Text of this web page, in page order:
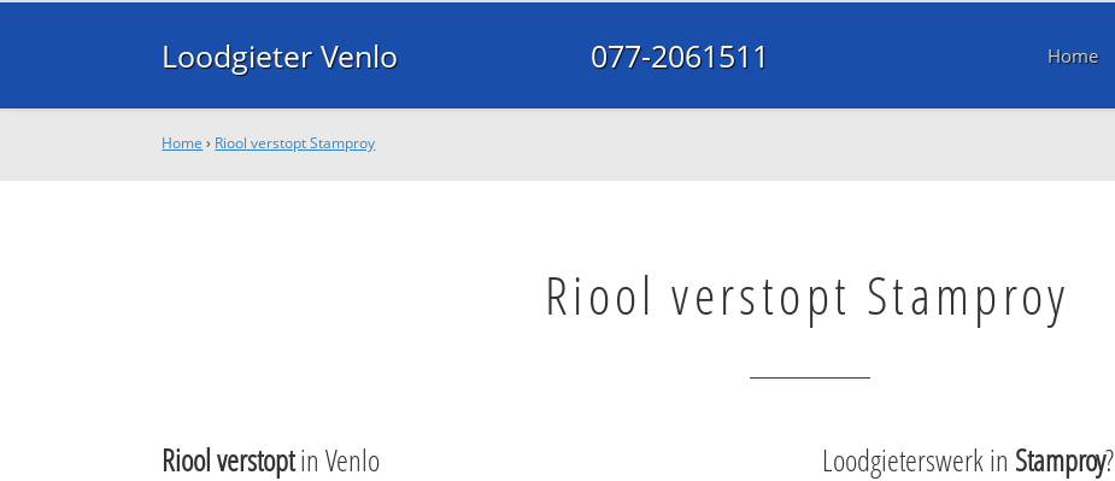
Loodgieter Venlo 077-2061511 Home
Home › Riool verstopt Stamproy
Riool verstopt Stamproy
Riool verstoptin Venlo Loodgieterswerk in Stamproy?